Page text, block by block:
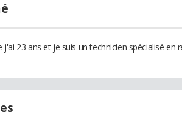
j'ai 23 ans et je suis un technicien spécialisé